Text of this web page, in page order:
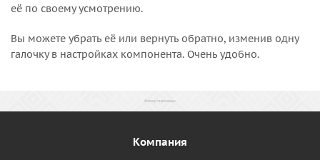
её по своему усмотрению.
Вы можете убрать её или вернуть обратно, изменив одну
галочку в настройках компонента. Очень удобно.
Компания